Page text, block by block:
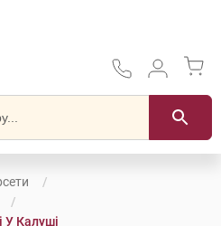
У Калуші